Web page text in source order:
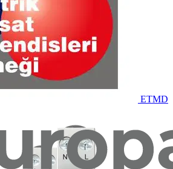
ETMD